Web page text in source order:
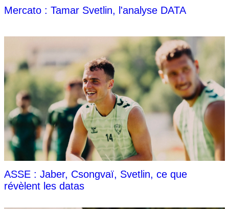
Mercato : Tamar Svetlin, l'analyse DATA
ASSE : Jaber, Csongvaï, Svetlin, ce que
révèlent les datas